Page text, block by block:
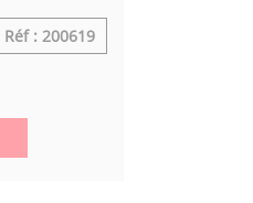
Réf : 200619